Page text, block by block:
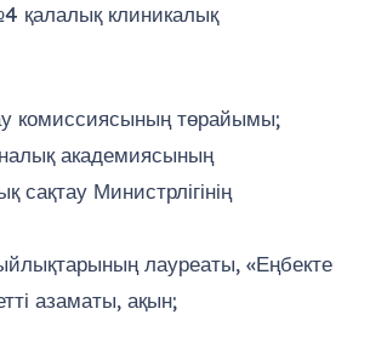
қалалық клиникалық
комиссиясының төрайымы;
академиясының
Министрлігінің
лауреаты, «Еңбекте
азаматы, ақын;